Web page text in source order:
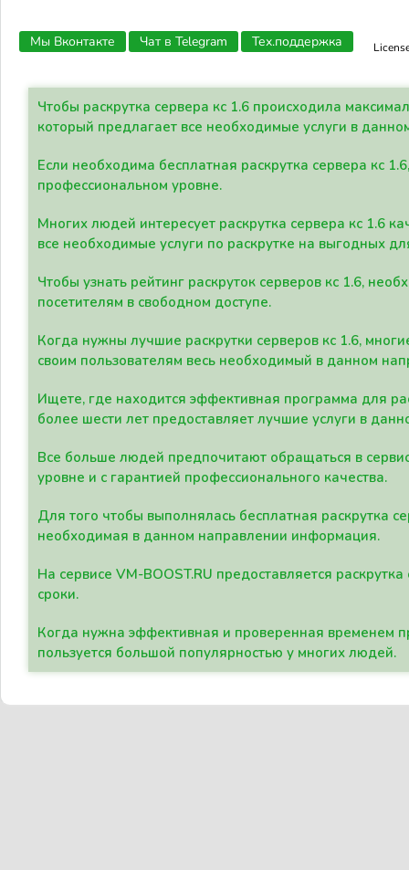
Мы Вконтакте Чат в Telegram Тех.поддержка
Чтобы раскрутка сервера кс 1.6 происходила
который предлагает все необходимые услуги в
Если необходима бесплатная раскрутка сервера кс
профессиональном уровне.
Многих людей интересует раскрутка сервера кс 1.6
все необходимые услуги по раскрутке на выгодных
Чтобы узнать рейтинг раскруток серверов кс 1.6,
посетителям в свободном доступе.
Когда нужны лучшие раскрутки серверов кс 1.6,
своим пользователям весь необходимый в данном
Ищете, где находится эффективная программа для
более шести лет предоставляет лучшие услуги в
Все больше людей предпочитают обращаться в
уровне и с гарантией профессионального качества.
Для того чтобы выполнялась бесплатная раскрутка
необходимая в данном направлении информация.
На сервисе VM-BOOST.RU предоставляется
сроки.
Когда нужна эффективная и проверенная временем
пользуется большой популярностью у многих людей.